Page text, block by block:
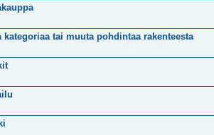
kategoriaa tai muuta pohdintaa rakenteesta